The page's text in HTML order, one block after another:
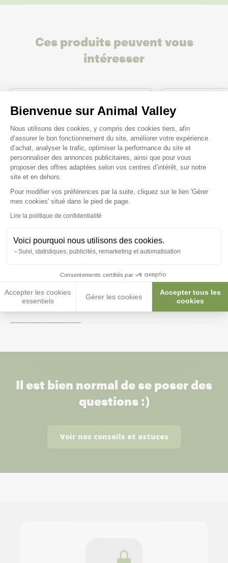
Bienvenue sur Animal Valley
Plateforme de Gestion du
Nous utilisons des cookies, y compris des cookies tiers, afin
d’assurer le bon fonctionnement du site, améliorer votre expérience
d’achat, analyser le trafic, optimiser la performance du site et
personnaliser des annonces publicitaires, ainsi que pour vous
proposer des offres adaptées selon vos centres d’intérêt, sur notre
site et en dehors.
Pour modifier vos préférences par la suite, cliquez sur le lien 'Gérer
mes cookies' situé dans le pied de page.
Lire la politique de confidentialité
Voici pourquoi nous utilisons des cookies.
Suivi, statistiques, publicités, remarketing et automatisation
Consentements certifiés par
Accepter les cookies
essentiels
Gérer les cookies
Accepter tous les
cookies
Axeptio consent
Ces produits peuvent vous
intéresser
Abreuvoir fontaine oiseaux Luxe
0,50 €
Fontaine Bec
1,00 €
Il est bien normal de se poser des
questions :)
Voir nos conseils et astuces